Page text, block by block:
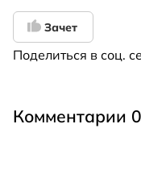
Зачет
Поделиться в соц.
Комментарии 0